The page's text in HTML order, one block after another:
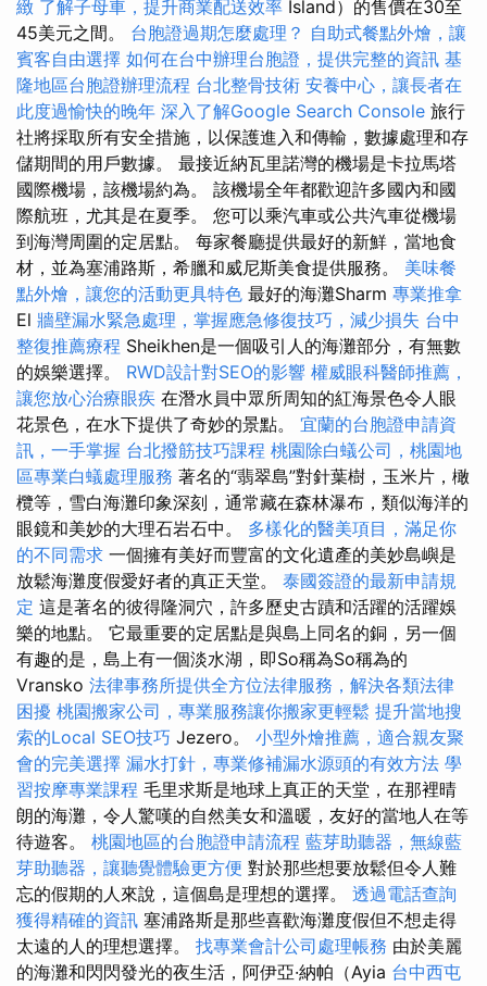
緻 了解子母車，提升商業配送效率 Island）的售價在30至
45美元之間。 台胞證過期怎麼處理？ 自助式餐點外燴，讓
賓客自由選擇 如何在台中辦理台胞證，提供完整的資訊 基
隆地區台胞證辦理流程 台北整骨技術 安養中心，讓長者在
此度過愉快的晚年 深入了解Google Search Console 旅行
社將採取所有安全措施，以保護進入和傳輸，數據處理和存
儲期間的用戶數據。 最接近納瓦里諾灣的機場是卡拉馬塔
國際機場，該機場約為。 該機場全年都歡迎許多國內和國
際航班，尤其是在夏季。 您可以乘汽車或公共汽車從機場
到海灣周圍的定居點。 每家餐廳提供最好的新鮮，當地食
材，並為塞浦路斯，希臘和威尼斯美食提供服務。 美味餐
點外燴，讓您的活動更具特色 最好的海灘Sharm 專業推拿
El 牆壁漏水緊急處理，掌握應急修復技巧，減少損失 台中
整復推薦療程 Sheikhen是一個吸引人的海灘部分，有無數
的娛樂選擇。 RWD設計對SEO的影響 權威眼科醫師推薦，
讓您放心治療眼疾 在潛水員中眾所周知的紅海景色令人眼
花景色，在水下提供了奇妙的景點。 宜蘭的台胞證申請資
訊，一手掌握 台北撥筋技巧課程 桃園除白蟻公司，桃園地
區專業白蟻處理服務 著名的“翡翠島”對針葉樹，玉米片，橄
欖等，雪白海灘印象深刻，通常藏在森林瀑布，類似海洋的
眼鏡和美妙的大理石岩石中。 多樣化的醫美項目，滿足你
的不同需求 一個擁有美好而豐富的文化遺產的美妙島嶼是
放鬆海灘度假愛好者的真正天堂。 泰國簽證的最新申請規
定 這是著名的彼得隆洞穴，許多歷史古蹟和活躍的活躍娛
樂的地點。 它最重要的定居點是與島上同名的銅，另一個
有趣的是，島上有一個淡水湖，即So稱為So稱為的
Vransko 法律事務所提供全方位法律服務，解決各類法律
困擾 桃園搬家公司，專業服務讓你搬家更輕鬆 提升當地搜
索的Local SEO技巧 Jezero。 小型外燴推薦，適合親友聚
會的完美選擇 漏水打針，專業修補漏水源頭的有效方法 學
習按摩專業課程 毛里求斯是地球上真正的天堂，在那裡晴
朗的海灘，令人驚嘆的自然美女和溫暖，友好的當地人在等
待遊客。 桃園地區的台胞證申請流程 藍芽助聽器，無線藍
芽助聽器，讓聽覺體驗更方便 對於那些想要放鬆但令人難
忘的假期的人來說，這個島是理想的選擇。 透過電話查詢
獲得精確的資訊 塞浦路斯是那些喜歡海灘度假但不想走得
太遠的人的理想選擇。 找專業會計公司處理帳務 由於美麗
的海灘和閃閃發光的夜生活，阿伊亞·納帕（Ayia 台中西屯